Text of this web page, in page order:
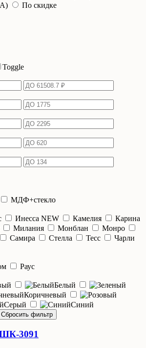
По скидке
Toggle
МДФ+стекло
Инесса NEW Камелия
Карина
Милания Монблан
Монро
Самира Стелла Тесс
Чарли
Раус
Белый
Коричневый
Серый Синий
3091